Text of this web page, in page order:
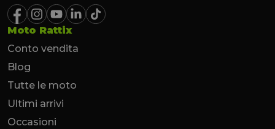
Moto Rattix
Conto vendita
Blog
Tutte le moto
Ultimi arrivi
Occasioni